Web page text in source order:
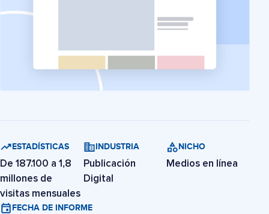
ESTADÍSTICAS
De 187.100 a 1,8
millones de
visitas mensuales
INDUSTRIA
Publicación
Digital
NICHO
Medios en línea
FECHA DE INFORME